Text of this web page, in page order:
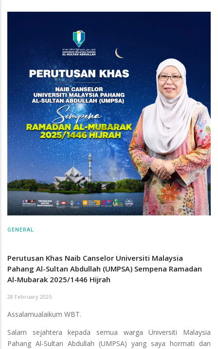
GENERAL
Perutusan Khas Naib Canselor Universiti Malaysia
Pahang Al-Sultan Abdullah (UMPSA) Sempena Ramadan
Al-Mubarak 2025/1446 Hijrah
28 February 2025
Assalamualaikum WBT.
Salam sejahtera kepada semua warga Universiti Malaysia
Pahang Al-Sultan Abdullah (UMPSA) yang saya hormati dan